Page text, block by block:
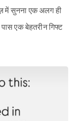
में सुनना एक अलग ही
एक बेहतरीन गिफ्ट